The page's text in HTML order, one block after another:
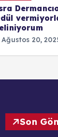
Ağustos 20,
Son